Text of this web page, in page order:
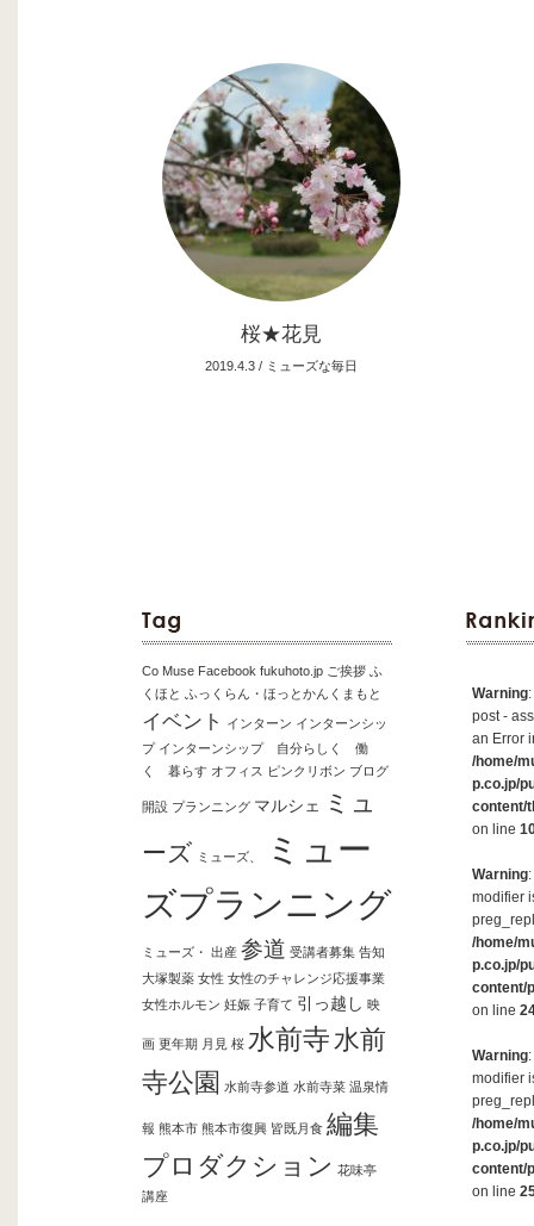
桜★花見
2019.4.3 / ミューズな毎日
Co Muse Facebook fukuhoto.jp ご挨拶 ふ
くほと ふっくらん・ほっとかんくまもと
イベント インターン インターンシッ
プ インターンシップ 自分らしく 働
く 暮らす オフィス ピンクリボン ブログ
開設 プランニング マルシェ
ミュ
ーズ ミューズ、
ミュー
ズプランニング
ミューズ・ 出産 参道 受講者募集 告知
大塚製薬 女性 女性のチャレンジ応援事業
女性ホルモン 妊娠 子育て 引っ越し 映
画 更年期 月見 桜 水前寺 水前
寺公園 水前寺参道 水前寺菜 温泉情
報 熊本市 熊本市復興 皆既月食 編集
プロダクション 花味亭
講座
Warning
post -
an Error
/home/
p.co.jp/
content/
on line
Warning
modifier
/home/
p.co.jp/
content/
on line
Warning
modifier
/home/
p.co.jp/
content/
on line